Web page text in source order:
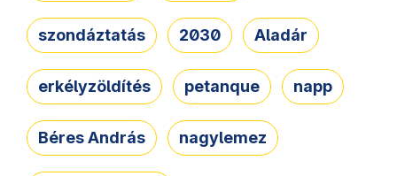
szondáztatás 2030 Aladár
erkélyzöldítés petanque napp
Béres András nagylemez